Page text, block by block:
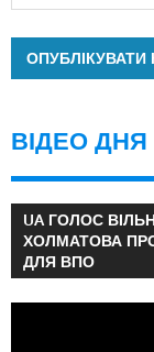
ВІДЕО ДНЯ
UA ГОЛОС
ХОЛМАТОВА
ДЛЯ ВПО